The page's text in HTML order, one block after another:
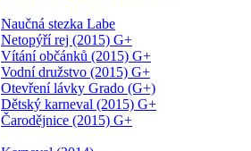
Naučná stezka Labe
Netopýří rej (2015) G+
Vítání občánků (2015) G+
Vodní družstvo (2015) G+
Otevření lávky Grado (G+)
Dětský karneval (2015) G+
Čarodějnice (2015) G+